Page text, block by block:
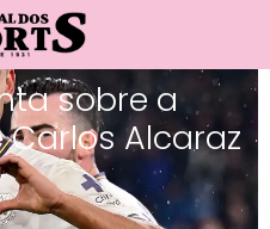
sobre a
Alcaraz